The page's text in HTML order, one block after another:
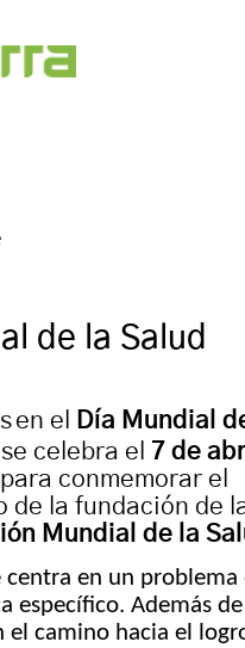
de la Salud
en el
Día Mundial
celebra el 7 de
conmemorar el
de la fundación de
Mundial de la
centra en un problema
específico. Además de
el camino hacia el